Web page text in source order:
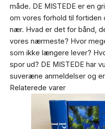
måde. DE MISTEDE er en
om vores forhold til fortiden
nær. Hvad er det for bånd,
vores nærmeste? Hvor
som ikke længere lever?
spor ud? DE MISTEDE har
suveræne anmeldelser og
Relaterede varer